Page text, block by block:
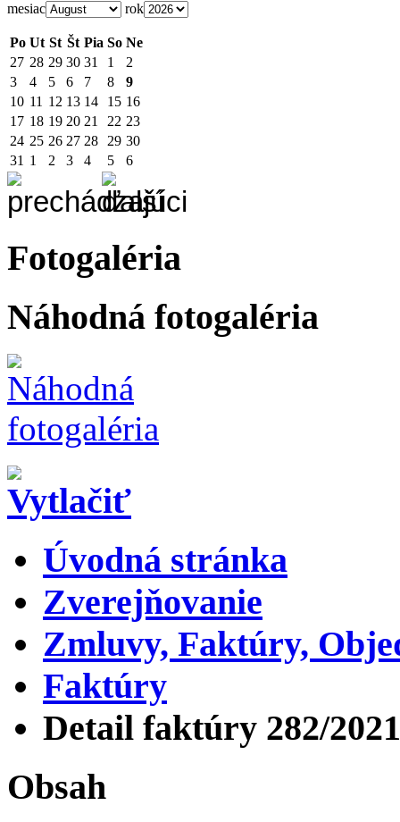
mesiac rok
Po Ut St Št Pia So Ne
27 28 29 30 31 1
2
3
4 5 6 7 8
9
10 11 12 13 14 15 16
17 18 19 20 21 22 23
24 25 26 27 28 29 30
31 1 2 3 4 5 6
Fotogaléria
Náhodná fotogaléria
Úvodná stránka
Zverejňovanie
Zmluvy, Faktúry,
Faktúry
Detail faktúry 282/2021
Obsah